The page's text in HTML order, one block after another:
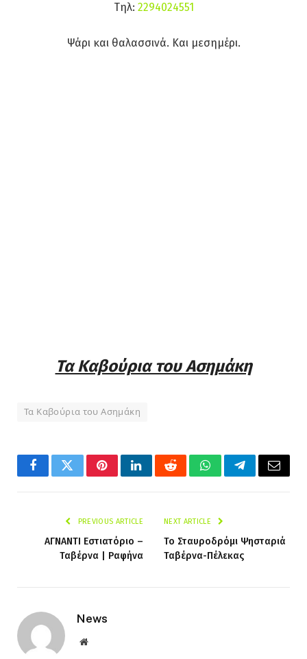
Tηλ: 2294024551
Ψάρι και θαλασσινά. Και μεσημέρι.
Τα Καβούρια του Ασημάκη
Τα Καβούρια του Ασημάκη
FacebookTwitterPinterestLinkedInRedditWhatsAppTelegramEmail
PREVIOUS ARTICLE
ΑΓΝΑΝΤΙ Εστιατόριο –
Ταβέρνα | Ραφήνα
NEXT ARTICLE
Το Σταυροδρόμι Ψησταριά
Ταβέρνα-Πέλεκας
News
Website